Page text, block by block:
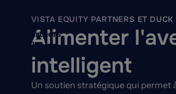
Partners
d'éclosion
VISTA EQUITY PARTNERS ET DUCK
Alimenter
intelligent
Un soutien stratégique qui permet